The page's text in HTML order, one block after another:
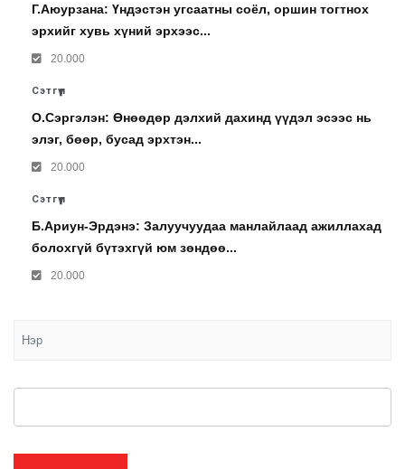
Г.Аюурзана: Үндэстэн угсаатны соёл, оршин тогтнох
эрхийг хувь хүний эрхээс...
20.000
Сэтгүүл
О.Сэргэлэн: Өнөөдөр дэлхий дахинд үүдэл эсээс нь
элэг, бөөр, бусад эрхтэн...
20.000
Сэтгүүл
Б.Ариун-Эрдэнэ: Залуучуудаа манлайлаад ажиллахад
болохгүй бүтэхгүй юм зөндөө...
20.000